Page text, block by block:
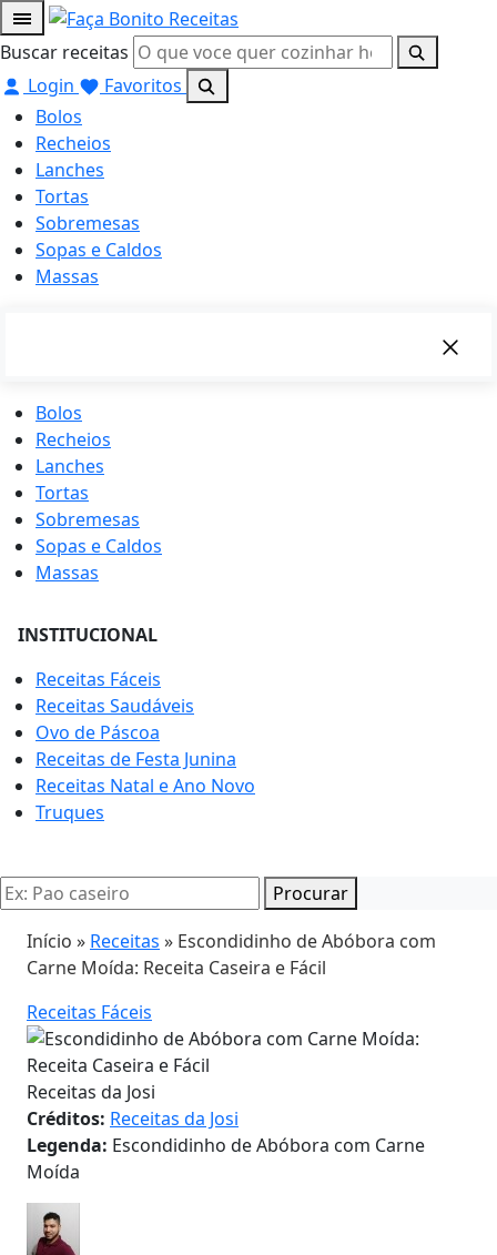
Buscar receitas
Login
Favoritos
Bolos
Recheios
Lanches
Tortas
Sobremesas
Sopas e Caldos
Massas
Bolos
Recheios
Lanches
Tortas
Sobremesas
Sopas e Caldos
Massas
INSTITUCIONAL
Receitas Fáceis
Receitas Saudáveis
Ovo de Páscoa
Receitas de Festa Junina
Receitas Natal e Ano Novo
Truques
Procurar
Início » Receitas » Escondidinho de Abóbora com
Carne Moída: Receita Caseira e Fácil
Receitas Fáceis
Receitas da Josi
Créditos: Receitas da Josi
Legenda: Escondidinho de Abóbora com Carne
Moída